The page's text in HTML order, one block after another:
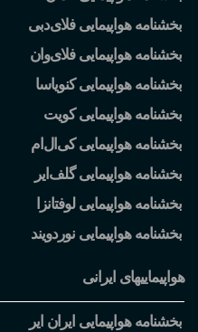
بخشنامه هواپیمایی فلایدبی
بخشنامه هواپیمایی فلایوان
بخشنامه هواپیمایی کنویاسا
بخشنامه هواپیمایی کویت
بخشنامه هواپیمایی کی ال ام
بخشنامه هواپیمایی گلف ایر
بخشنامه هواپیمایی لوفتانزا
بخشنامه هواپیمایی نوردویند
هواپیماییهای ایرانی
بخشنامه هواپیمایی ایران ایر